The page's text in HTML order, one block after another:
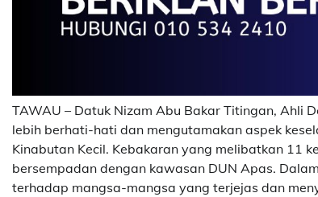
TAWAU – Datuk Nizam Abu Bakar Titingan, Ahli
lebih berhati-hati dan mengutamakan aspek
Kinabutan Kecil. Kebakaran yang melibatkan 11
bersempadan dengan kawasan DUN Apas.
terhadap mangsa-mangsa yang terjejas dan